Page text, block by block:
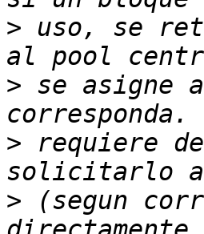
> uso, se
> se asigne
> requiere
> (segun